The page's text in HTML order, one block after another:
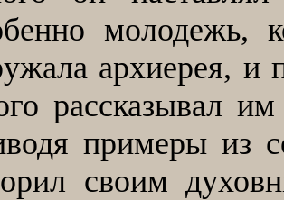
молодежь,
архиерея, и
рассказывал
примеры из
своим